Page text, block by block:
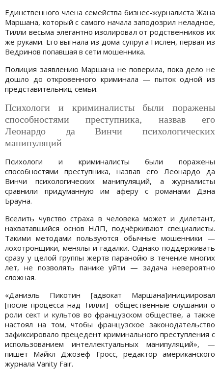
Единственного члена семейства бизнес-журналиста Жана
Маршана, который с самого начала заподозрил неладное,
Тилли весьма элегантно изолировал от родственников их
же руками. Его выгнала из дома супруга Гислен, первая из
Ведринов попавшая в сети мошенника.
Полиция заявлению Маршана не поверила, пока дело не
дошло до откровенного криминала — пыток одной из
представительниц семьи.
Психологи и криминалисты были поражены
способностями преступника, назвав его
Леонардо да Винчи психологических
манипуляций
Психологи и криминалисты были поражены
способностями преступника, назвав его Леонардо да
Винчи психологических манипуляций, а журналисты
сравнили придуманную им аферу с романами Дэна
Брауна.
Вселить чувство страха в человека может и дилетант,
нахватавшийся основ НЛП, подчёркивают специалисты.
Такими методами пользуются обычные мошенники —
лохотронщики, менялы и гадалки. Однако поддерживать
сразу у целой группы жертв паранойю в течение многих
лет, не позволять панике уйти — задача невероятно
сложная.
«Даниэль Пикотин [адвокат Маршана]инициировал
[после процесса над Тилли] общественные слушания о
роли сект и культов во французском обществе, а также
настоял на том, чтобы французское законодательство
зафиксировало прецедент криминального преступления с
использованием интеллектуальных манипуляций», —
пишет Майкл Джозеф Гросс, редактор американского
журнала Vanity Fair.